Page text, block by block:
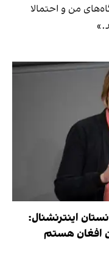
من و احتمالا
اینترنشنال:
افغان هستم